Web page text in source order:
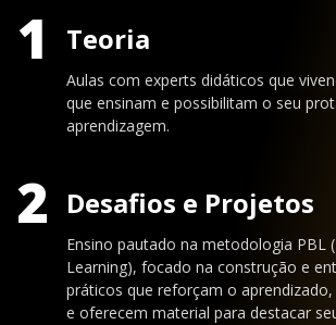
1 Teoria
Aulas com experts didáticos que
que ensinam e possibilitam o seu
aprendizagem.
2 Desafios e Projetos
Ensino pautado na metodologia PBL
Learning), focado na construção e
práticos que reforçam o
e oferecem material para destacar